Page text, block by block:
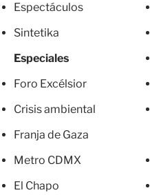
Espectáculos
Sintetika
Especiales
Foro Excélsior
Crisis ambiental
Franja de Gaza
Metro CDMX
El Chapo